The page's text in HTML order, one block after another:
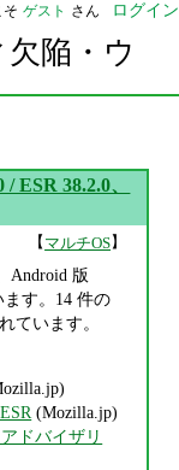
そ ゲスト さん ログイン
陥・ウ
ESR 38.2.0、
【マルチOS】
Android 版
す。14 件の
ています。
(Mozilla.jp)
ドバイザリ